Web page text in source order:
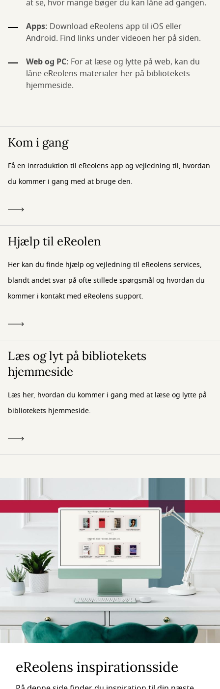
at se, hvor mange bøger du kan låne ad gangen.
Apps: Download eReolens app til iOS eller
Android. Find links under videoen her på siden.
Web og PC: For at læse og lytte på web, kan du
låne eReolens materialer her på bibliotekets
hjemmeside.
Kom i gang
Få en introduktion til eReolens app og vejledning til, hvordan
du kommer i gang med at bruge den.
Hjælp til eReolen
Her kan du finde hjælp og vejledning til eReolens services,
blandt andet svar på ofte stillede spørgsmål og hvordan du
kommer i kontakt med eReolens support.
Læs og lyt på bibliotekets
hjemmeside
Læs her, hvordan du kommer i gang med at læse og lytte på
bibliotekets hjemmeside.
eReolens inspirationsside